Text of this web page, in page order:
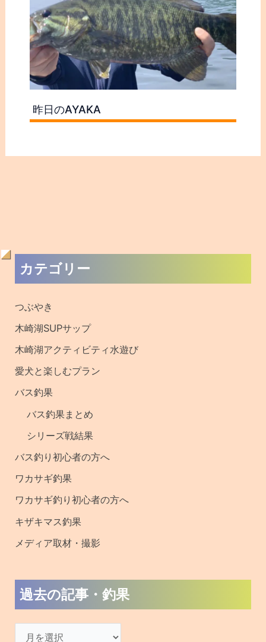
昨日のAYAKA
カテゴリー
つぶやき
木崎湖SUPサップ
木崎湖アクティビティ水遊び
愛犬と楽しむプラン
バス釣果
バス釣果まとめ
シリーズ戦結果
バス釣り初心者の方へ
ワカサギ釣果
ワカサギ釣り初心者の方へ
キザキマス釣果
メディア取材・撮影
過去の記事・釣果
去
・
釣
果